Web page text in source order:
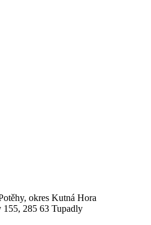
okres Kutná Hora
155, 285 63 Tupadly